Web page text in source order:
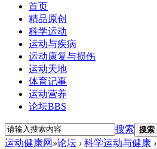
首页
精品原创
科学运动
运动与疾病
运动康复与损伤
运动天地
体育记事
运动营养
论坛BBS
搜索 搜索
运动健康网 »论坛 › 科学运动与健康 ›